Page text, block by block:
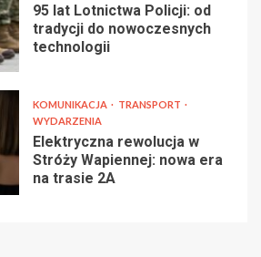
95 lat Lotnictwa Policji: od
tradycji do nowoczesnych
technologii
KOMUNIKACJA
TRANSPORT
WYDARZENIA
Elektryczna rewolucja w
Stróży Wapiennej: nowa era
na trasie 2A